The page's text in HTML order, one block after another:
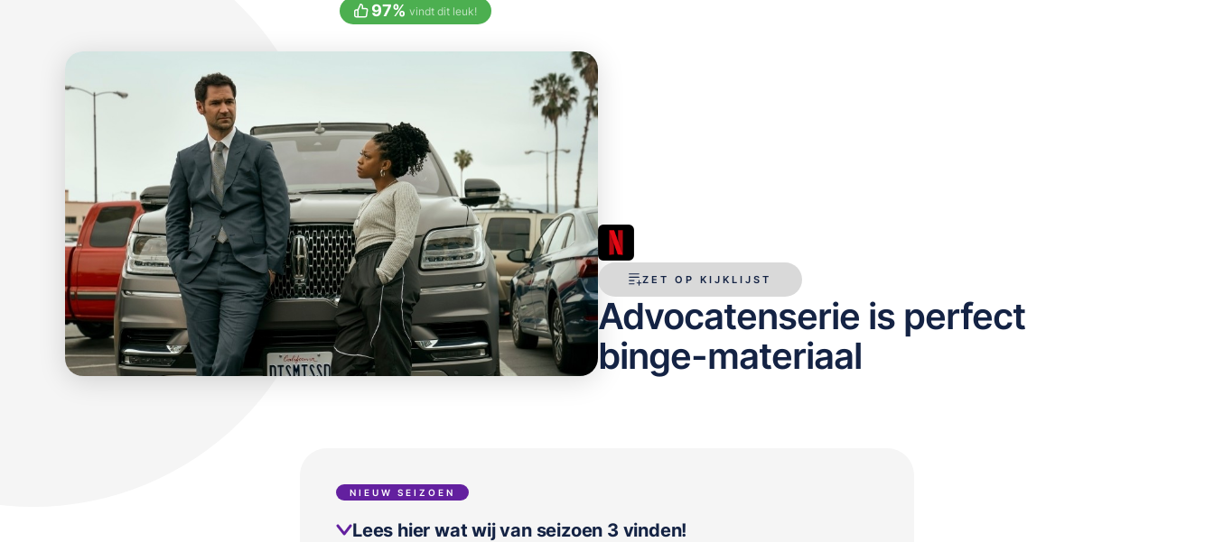
97% vindt dit leuk!
ZET OP KIJKLIJST
Advocatenserie is perfect
binge-materiaal
NIEUW SEIZOEN
Lees hier wat wij van seizoen 3 vinden!